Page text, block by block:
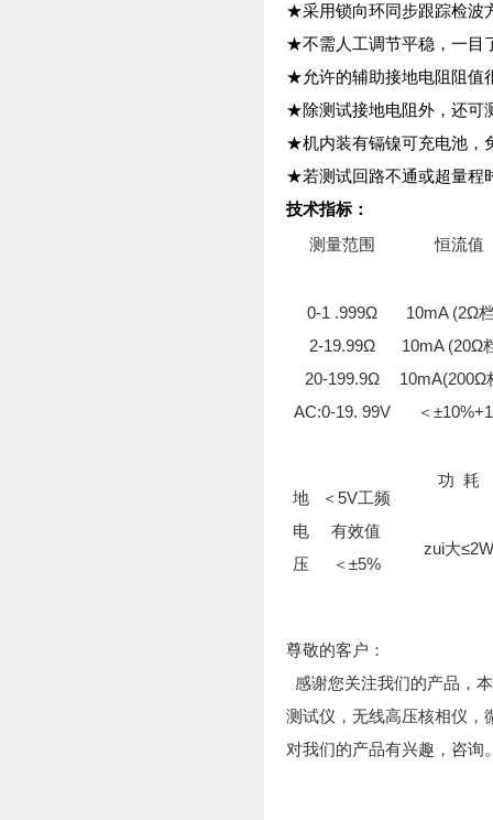
★采用锁向环同步跟踪检波
★不需人工调节平稳，一目
★允许的辅助接地电阻阻值
★除测试接地电阻外，还可
★机内装有镉镍可充电池，
★若测试回路不通或超量程
技术指标：
测量范围 恒流值
0-1 .999Ω
2-19.99Ω
20-199.9Ω
AC:0-19. 99V
10mA (2Ω
10mA (20Ω
10mA(200Ω
＜
地
电
压
＜5V工频
有效值
＜±5%
功 耗
zui大≤2W
尊敬的客户：
感谢您关注我们的产品，
测试仪，无线高压核相仪，
对我们的产品有兴趣，咨询